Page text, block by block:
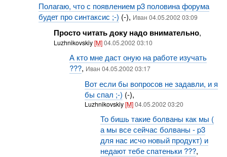
Полагаю, что с появлением p3 половина форума
будет про синтаксис ;-) (-), Иван 04.05.2002 03:09
Просто читать доку надо внимательно,
Luzhnikovskiy[M]04.05.2002 03:10
А кто мне даст оную на работе изучать
???, Иван 04.05.2002 03:17
Вот если бы вопросов не задавли, и я
бы спал ;-) (-),
Luzhnikovskiy[M]04.05.2002 03:20
То бишь такие болваны как мы (
а мы все сейчас болваны - p3
для нас исчо новый продукт) и
недают тебе спатеньки ???,